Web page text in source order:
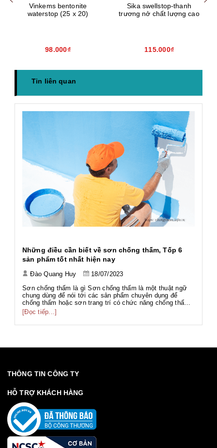
Vinkems bentonite
waterstop (25 x 20)
98.000₫
Sika swellstop-thanh
trương nở chất lượng cao
115.000₫
Tin liên quan
Những điều cần biết về sơn chống thấm, Tốp 6
sản phẩm tốt nhất hiện nay
Đào Quang Huy
18/07/2023
Sơn chống thấm là gì Sơn chống thấm là một thuật ngữ
chung dùng để nói tới các sản phẩm chuyên dụng để
chống thấm hoặc sơn trang trí có chức năng chống thấm.
Với thành phần đa dạng như gốc PU, gốc Acrylic, gốc Xi
măng... phục vụ nhiều hạng mục công trình với nhiều mục
đích khác nhau. Sơn chố...
[Đọc tiếp...]
THÔNG TIN CÔNG TY
HỖ TRỢ KHÁCH HÀNG